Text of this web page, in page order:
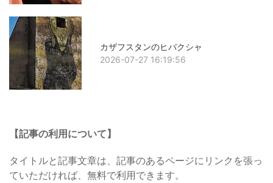
カザフスタンのヒバクシャ
2026-07-27 16:19:56
【記事の利用について】
タイトルと記事文章は、記事のあるページにリンクを張っ
ていただければ、無料で利用できます。